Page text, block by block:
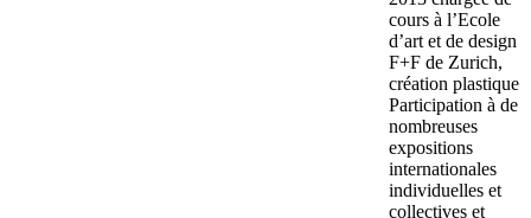
cours à l’Ecole
d’art et de design
F+F de Zurich,
création plastique
Participation à de
nombreuses
expositions
internationales
individuelles et
collectives et